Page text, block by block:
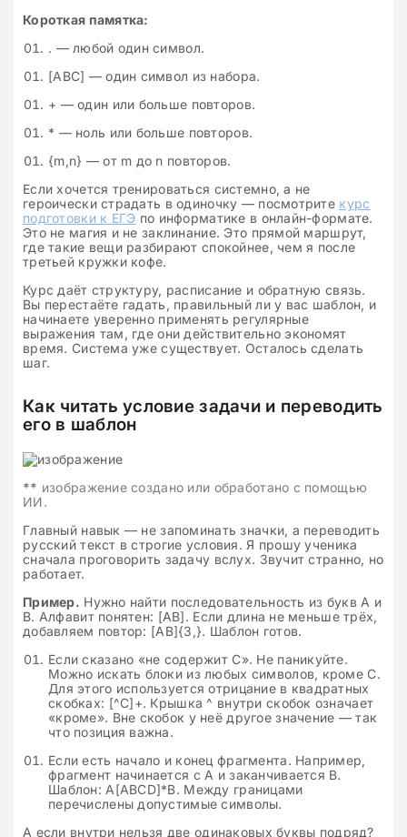
Короткая памятка:
. — любой один символ.
[ABC] — один символ из набора.
+ — один или больше повторов.
* — ноль или больше повторов.
{m,n} — от m до n повторов.
Если хочется тренироваться системно, а не
героически страдать в одиночку — посмотрите курс
подготовки к ЕГЭ по информатике в онлайн-формате.
Это не магия и не заклинание. Это прямой маршрут,
где такие вещи разбирают спокойнее, чем я после
третьей кружки кофе.
Курс даёт структуру, расписание и обратную связь.
Вы перестаёте гадать, правильный ли у вас шаблон, и
начинаете уверенно применять регулярные
выражения там, где они действительно экономят
время. Система уже существует. Осталось сделать
шаг.
Как читать условие задачи и переводить
его в шаблон
** изображение создано или обработано с помощью
ИИ.
Главный навык — не запоминать значки, а переводить
русский текст в строгие условия. Я прошу ученика
сначала проговорить задачу вслух. Звучит странно, но
работает.
Пример. Нужно найти последовательность из букв A и
B. Алфавит понятен: [AB]. Если длина не меньше трёх,
добавляем повтор: [AB]{3,}. Шаблон готов.
Если сказано «не содержит C». Не паникуйте.
Можно искать блоки из любых символов, кроме C.
Для этого используется отрицание в квадратных
скобках: [^C]+. Крышка ^ внутри скобок означает
«кроме». Вне скобок у неё другое значение — так
что позиция важна.
Если есть начало и конец фрагмента. Например,
фрагмент начинается с A и заканчивается B.
Шаблон: A[ABCD]*B. Между границами
перечислены допустимые символы.
А если внутри нельзя две одинаковых буквы подряд?